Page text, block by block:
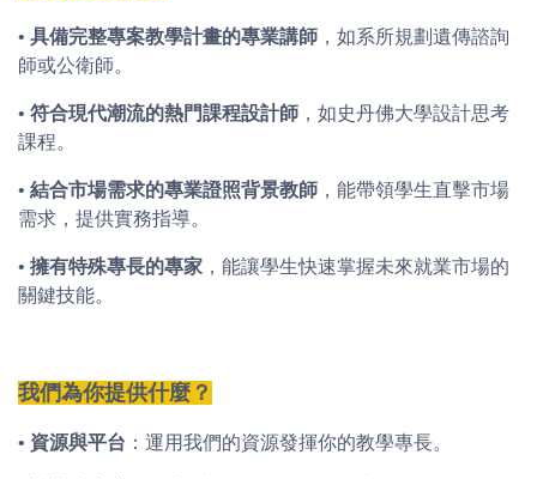
• 具備完整專案教學計畫的專業講師 ，如系所規劃遺傳諮詢
師或公衛師。
• 符合現代潮流的熱門課程設計師 ，如史丹佛大學設計思考
課程。
• 結合市場需求的專業證照背景教師 ，能帶領學生直擊市場
需求，提供實務指導。
• 擁有特殊專長的專家 ，能讓學生快速掌握未來就業市場的
關鍵技能。
我們為你提供什麼？
• 資源與平台 ：運用我們的資源發揮你的教學專長。